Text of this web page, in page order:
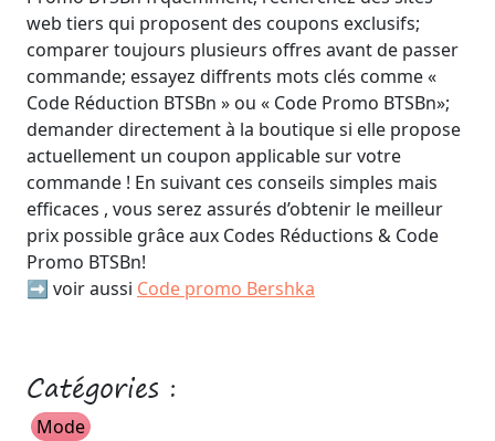
web tiers qui proposent des coupons exclusifs;
comparer toujours plusieurs offres avant de passer
commande; essayez diffrents mots clés comme «
Code Réduction BTSBn » ou « Code Promo BTSBn»;
demander directement à la boutique si elle propose
actuellement un coupon applicable sur votre
commande ! En suivant ces conseils simples mais
efficaces , vous serez assurés d’obtenir le meilleur
prix possible grâce aux Codes Réductions & Code
Promo BTSBn!
➡️ voir aussi Code promo Bershka
Catégories :
Mode